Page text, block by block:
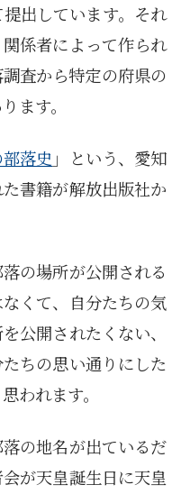
出しています。それ
係者によって作られ
査から特定の府県の
ます。
落史 」という、愛知
書籍が解放出版社か
の場所が公開される
くて、自分たちの気
公開されたくない、
ちの思い通りにした
われます。
の地名が出ているだ
が天皇誕生日に天皇